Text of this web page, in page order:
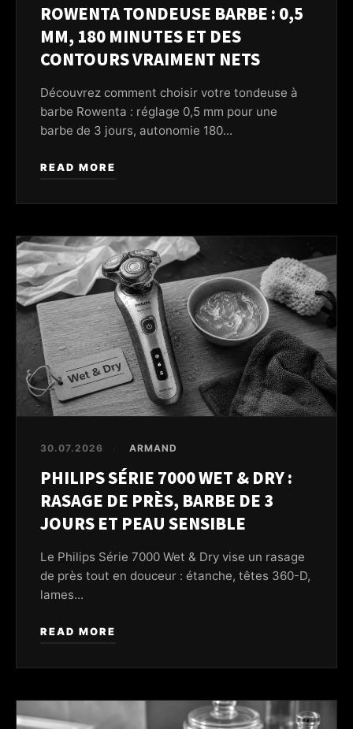
ROWENTA TONDEUSE BARBE : 0,5
MM, 180 MINUTES ET DES
CONTOURS VRAIMENT NETS
Découvrez comment choisir votre tondeuse à
barbe Rowenta : réglage 0,5 mm pour une
barbe de 3 jours, autonomie 180...
READ MORE
30.07.2026 ARMAND
PHILIPS SÉRIE 7000 WET & DRY :
RASAGE DE PRÈS, BARBE DE 3
JOURS ET PEAU SENSIBLE
Le Philips Série 7000 Wet & Dry vise un rasage
de près tout en douceur : étanche, têtes 360-D,
lames...
READ MORE